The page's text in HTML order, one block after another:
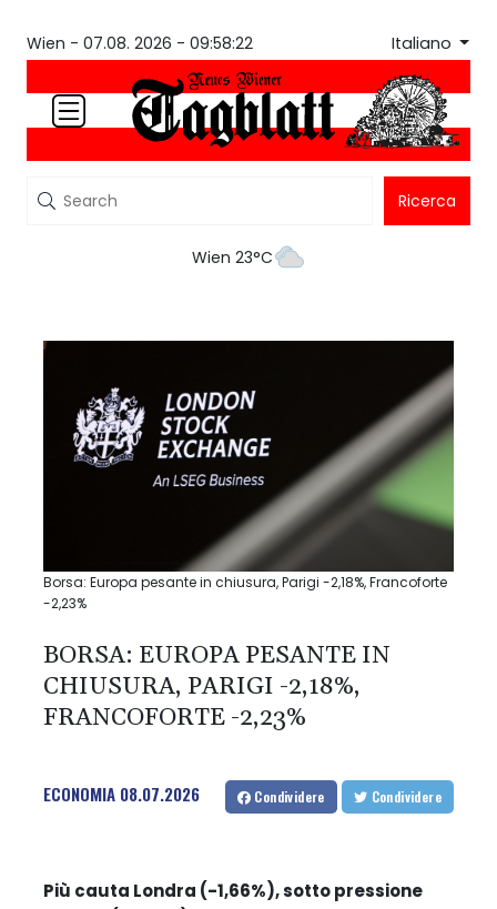
Wien - 07.08. 2026 - 09:58:22 Italiano
Ricerca
Wien 23°C
Borsa: Europa pesante in chiusura, Parigi -2,18%, Francoforte
-2,23%
BORSA: EUROPA PESANTE IN
CHIUSURA, PARIGI -2,18%,
FRANCOFORTE -2,23%
ECONOMIA 08.07.2026 Condividere Condividere
Più cauta Londra (-1,66%), sotto pressione